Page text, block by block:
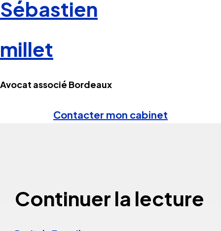
Sébastien
millet
Avocat associé Bordeaux
Contacter mon cabinet
Continuer la lecture